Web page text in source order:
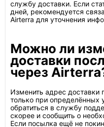
службу доставки. Если
дней, рекомендуется
Airterra для уточнения
Можно ли
доставки
через
Изменить адрес доставки
только при определённых
обратиться в службу
скорее и сообщить о
Если посылка ещё не